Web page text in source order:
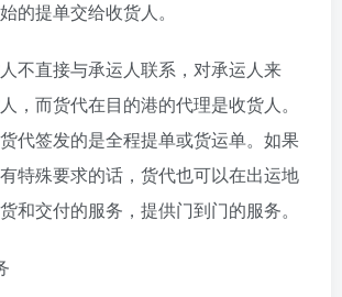
的提单交给收货人。
不直接与承运人联系，对承运人来
，而货代在目的港的代理是收货人。
代签发的是全程提单或货运单。如果
特殊要求的话，货代也可以在出运地
和交付的服务，提供门到门的服务。